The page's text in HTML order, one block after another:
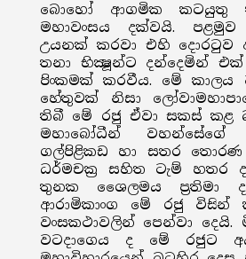
බොහෝ ආගමික කටයුතු
මහාවංසය දක්වයි.
උයනක් කරවා එහි දොරටුව
තනා භික්‍ෂූන්ට දන්දෙමින්
පිංකමක් කරවීය. මේ
හේතුවක් නිසා
තිබී මේ රජු ඒවා සකස් කළ
මහාබෝධීන් වහන්සේගේ
ගල්පිළිකඩ හා සතර
ධර්මචක්‍ර සහිත ටැම් හතර
තුනක ශෛලමය ප්‍රතිමා
ආරාමිකාංග මේ රජු
වංසකථාවලින් පෙන්වා
වටදාගෙය ද මේ රජුට